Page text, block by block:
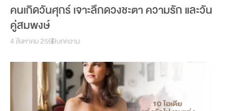
คนเกิดวันศุกร์ เจาะลึกดวงชะตา ความรัก และวัน
คู่สมพงษ์
4 สิงหาคม 2569บทความ